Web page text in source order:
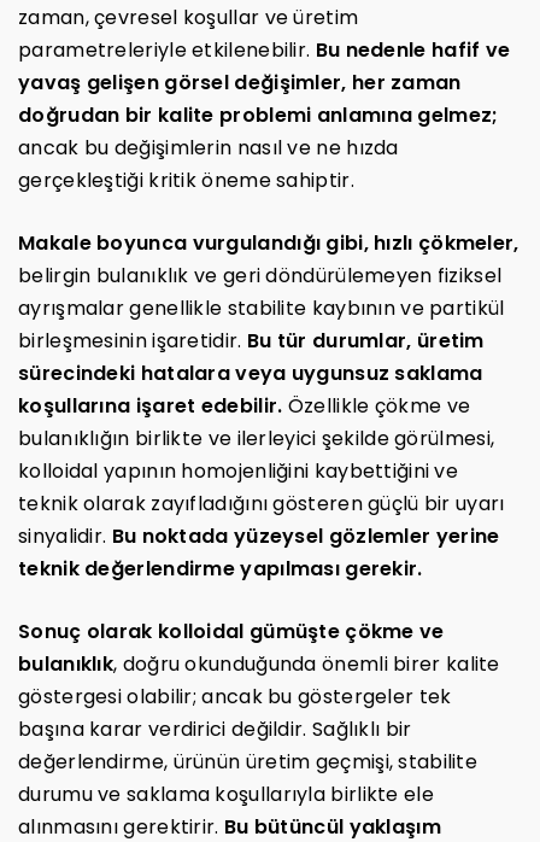
zaman, çevresel koşullar ve üretim
parametreleriyle etkilenebilir. Bu nedenle hafif ve
yavaş gelişen görsel değişimler, her zaman
doğrudan bir kalite problemi anlamına gelmez;
ancak bu değişimlerin nasıl ve ne hızda
gerçekleştiği kritik öneme sahiptir.
Makale boyunca vurgulandığı gibi, hızlı çökmeler,
belirgin bulanıklık ve geri döndürülemeyen fiziksel
ayrışmalar genellikle stabilite kaybının ve partikül
birleşmesinin işaretidir. Bu tür durumlar, üretim
sürecindeki hatalara veya uygunsuz saklama
koşullarına işaret edebilir. Özellikle çökme ve
bulanıklığın birlikte ve ilerleyici şekilde görülmesi,
kolloidal yapının homojenliğini kaybettiğini ve
teknik olarak zayıfladığını gösteren güçlü bir uyarı
sinyalidir. Bu noktada yüzeysel gözlemler yerine
teknik değerlendirme yapılması gerekir.
Sonuç olarak kolloidal gümüşte çökme ve
bulanıklık, doğru okunduğunda önemli birer kalite
göstergesi olabilir; ancak bu göstergeler tek
başına karar verdirici değildir. Sağlıklı bir
değerlendirme, ürünün üretim geçmişi, stabilite
durumu ve saklama koşullarıyla birlikte ele
alınmasını gerektirir. Bu bütüncül yaklaşım